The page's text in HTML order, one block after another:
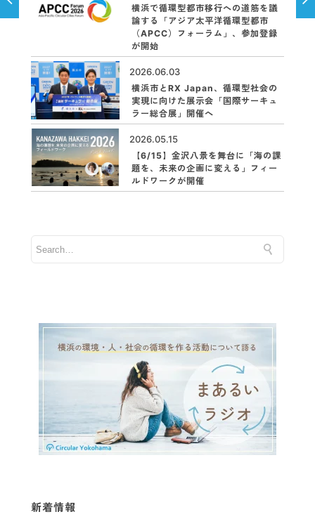
横浜で循環型都市移行への道筋を議
論する「アジア太平洋循環型都市
（APCC）フォーラム」、参加登録
が開始
2026.06.03
横浜市とRX Japan、循環型社会の
実現に向けた展示会「国際サーキュ
ラー総合展」開催へ
2026.05.15
【6/15】金沢八景を舞台に「海の課
題を、未来の企画に変える」フィー
ルドワークが開催
新着情報